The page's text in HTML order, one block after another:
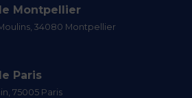
Montpellier
34080 Montpellier
Paris
75005 Paris